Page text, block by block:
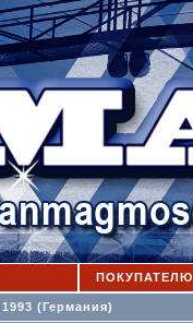
ПОКУПАТЕЛЮ
(Германия)